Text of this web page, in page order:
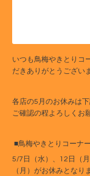
いつも鳥梅やきとりコ
だきありがとうござい
各店の5月のお休みは下
ご確認の程よろしくお
■鳥梅やきとりコーナー
5/7日（水）、12日（
（月）がお休みとなり